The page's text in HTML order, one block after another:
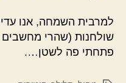
למרבית השמחה, אנו
שולחנות (שהרי
פתחתי פה לשטן….